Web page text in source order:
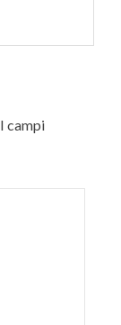
I campi